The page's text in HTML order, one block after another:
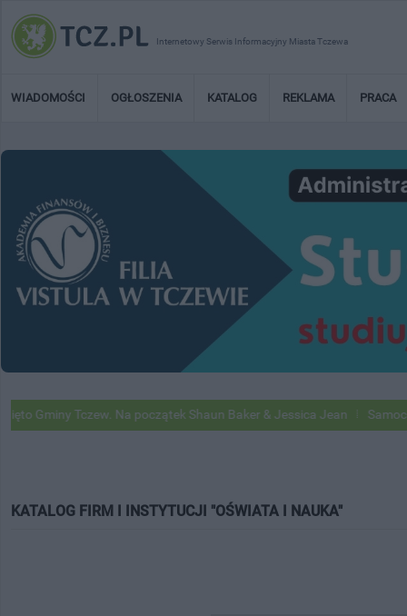
Internetowy Serwis Informacyjny Miasta Tczewa
WIADOMOŚCI OGŁOSZENIA KATALOG REKLAMA PRACA
Tczew. Na początek Shaun Baker & Jessica Jean Samochody
KATALOG FIRM I INSTYTUCJI "OŚWIATA I NAUKA"